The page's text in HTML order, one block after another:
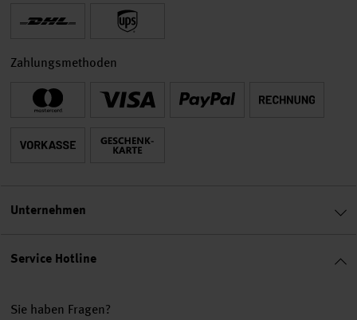
Service Hotline
Sie haben Fragen?
Zahlungsmethoden
Unternehmen